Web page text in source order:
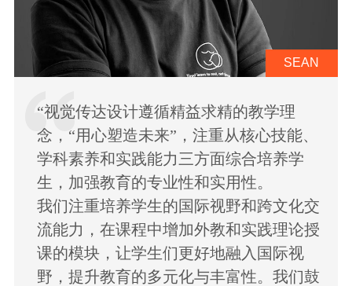
“视觉传达设计遵循精益求精的教学理
念，“用心塑造未来”，注重从核心技能、
学科素养和实践能力三方面综合培养学
生，加强教育的专业性和实用性。
我们注重培养学生的国际视野和跨文化交
流能力，在课程中增加外教和实践理论授
课的模块，让学生们更好地融入国际视
野，提升教育的多元化与丰富性。我们鼓
SEAN